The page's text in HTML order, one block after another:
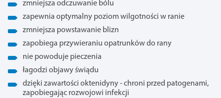
zmniejsza odczuwanie bólu
zapewnia optymalny poziom wilgotności w ranie
zmniejsza powstawanie blizn
zapobiega przywieraniu opatrunków do rany
nie powoduje pieczenia
łagodzi objawy świądu
dzięki zawartości oktenidyny - chroni przed patogenami,
zapobiegając rozwojowi infekcji